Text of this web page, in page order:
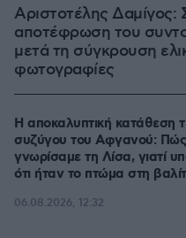
Αριστοτέλης Δαμίγος:
αποτέφρωση του
μετά τη σύγκρουση
φωτογραφίες
Η αποκαλυπτική κατάθεση
συζύγου του Αφγανού: Πώς
γνωρίσαμε τη Λίσα, γιατί
ότι ήταν το πτώμα στη
06.08.2026, 12:32